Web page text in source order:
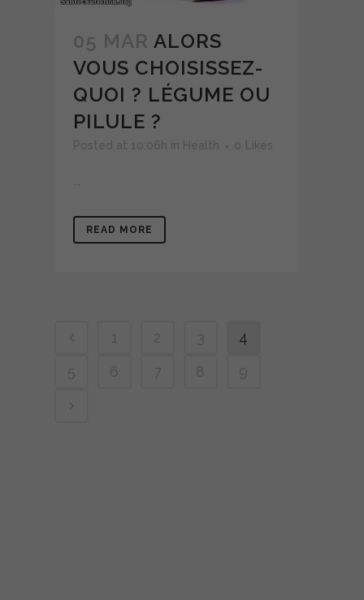
05 MAR ALORS
VOUS CHOISISSEZ-
QUOI ? LÉGUME OU
PILULE ?
Posted at 10:06h in Health 0 Likes
READ MORE
1 2 3
4
5
6 7 8 9